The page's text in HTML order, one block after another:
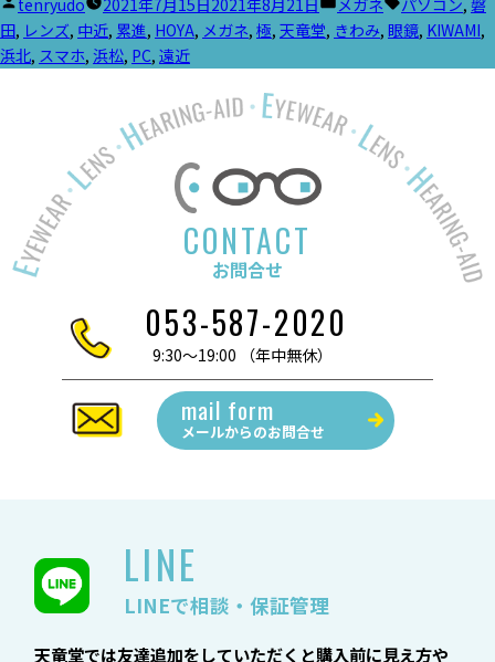
稿
者:
tenryudo 2021年7月15日2021年8月21日
テ
メガネ
グ:
パソコン, 磐
田, レンズ, 中近, 累進, HOYA, メガネ, 極, 天竜堂, きわみ, 眼鏡, KIWAMI,
浜北, スマホ, 浜松, PC, 遠近
CONTACT
お問合せ
053-587-2020
9:30～19:00 （年中無休）
mail form
メールからのお問合せ
LINE
LINEで相談・保証管理
天竜堂では友達追加をしていただくと購入前に見え方や